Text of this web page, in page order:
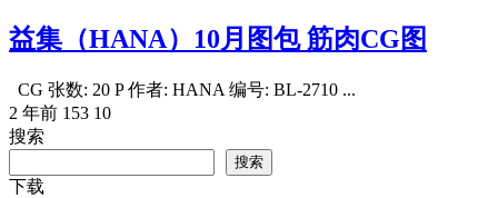
益集（HANA）10月图包 筋肉CG图
CG 张数: 20 P 作者: HANA 编号: BL-2710 ...
2 年前 153 10
搜索
搜索
下载